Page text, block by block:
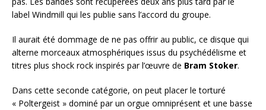
label Windmill qui les publie sans l’accord du groupe.
Il aurait été dommage de ne pas offrir au public, ce disque qui
alterne morceaux atmosphériques issus du psychédélisme et
titres plus shock rock inspirés par l’œuvre de Bram Stoker.
Dans cette seconde catégorie, on peut placer le torturé
« Poltergeist » dominé par un orgue omniprésent et une basse